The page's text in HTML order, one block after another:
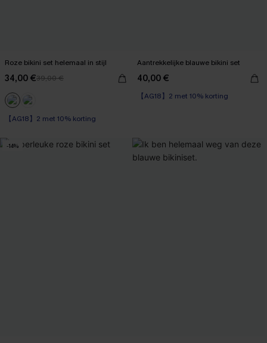
Roze bikini set helemaal in stijl
34,00 €39,00 €
【AG18】2 met 10% korting
Aantrekkelijke blauwe bikini set
40,00 €
【AG18】2 met 10% korting
-14%